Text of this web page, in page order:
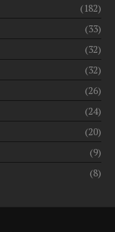
(182)
(33)
(32)
(32)
(26)
(24)
(20)
(9)
(8)